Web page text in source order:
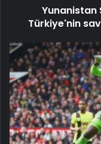
Yunanistan
Türkiye'nin